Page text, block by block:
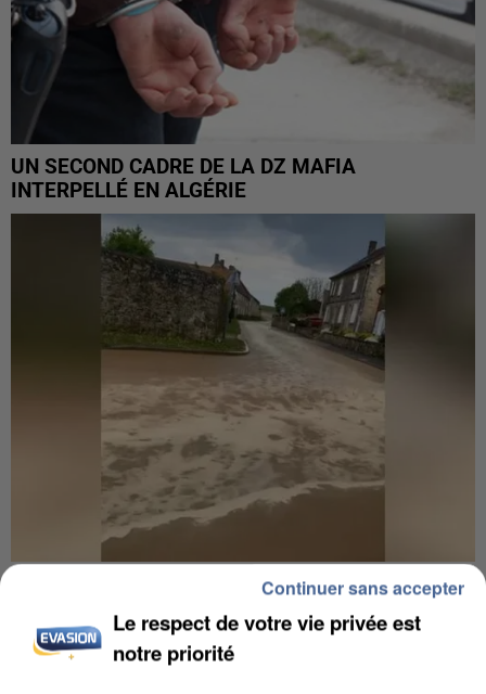
UN SECOND CADRE DE LA DZ MAFIA
INTERPELLÉ EN ALGÉRIE
UNE TOURISTE DE L’OISE EMPORTÉE PAR UNE
Le respect de votre vie privée est
notre priorité
Continuer sans accepter